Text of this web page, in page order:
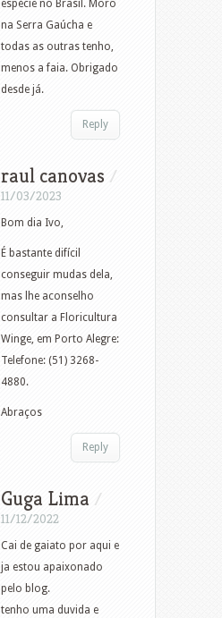
espécie no Brasil. Moro
na Serra Gaúcha e
todas as outras tenho,
menos a faia. Obrigado
desde já.
Reply
raul canovas /
11/03/2023
Bom dia Ivo,
É bastante difícil
conseguir mudas dela,
mas lhe aconselho
consultar a Floricultura
Winge, em Porto Alegre:
Telefone: (51) 3268-
4880.
Abraços
Reply
Guga Lima /
11/12/2022
Cai de gaiato por aqui e
ja estou apaixonado
pelo blog.
tenho uma duvida e